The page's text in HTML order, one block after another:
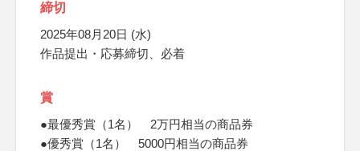
締切
2025年08月20日 (水)
作品提出・応募締切、必着
賞
●最優秀賞（1名） 2万円相当の商品券
●優秀賞（1名） 5000円相当の商品券